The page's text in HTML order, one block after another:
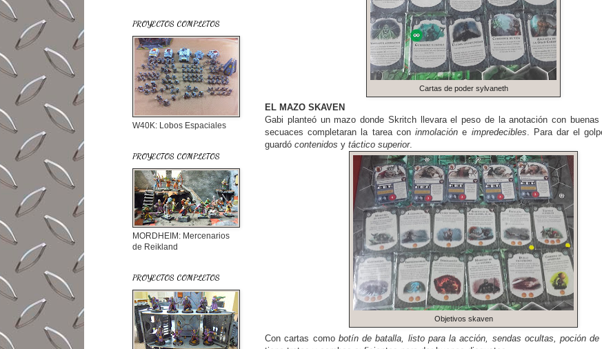
Cartas de poder sylvaneth
EL MAZO SKAVEN
Gabi planteó un mazo donde Skritch llevara el peso de la anotación con
secuaces completaran la tarea coninmolacióne impredecibles. Para dar el
guardó contenidos y táctico superior.
Objetivos skaven
Con cartas comobotín de batalla, listo para la acción, sendas ocultas, poción de
PROYECTOS COMPLETOS
W40K: Lobos Espaciales
PROYECTOS COMPLETOS
MORDHEIM: Mercenarios
de Reikland
PROYECTOS COMPLETOS